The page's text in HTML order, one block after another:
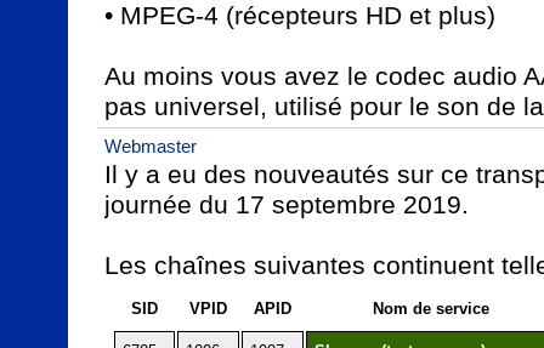
• MPEG-4 (récepteurs HD et plus)
Au moins vous avez le codec audio
pas universel, utilisé pour le son de
Webmaster
Il y a eu des nouveautés sur ce
journée du 17 septembre 2019.
Les chaînes suivantes continuent
SID VPID APID Nom de service